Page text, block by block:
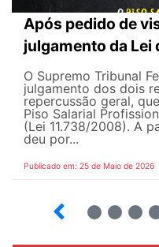
Após pedido de
julgamento da Lei
O Supremo Tribunal
julgamento dos dois
repercussão geral,
Piso Salarial
(Lei 11.738/2008). A
deu por...
Publicado em: 25 de Maio de 2026